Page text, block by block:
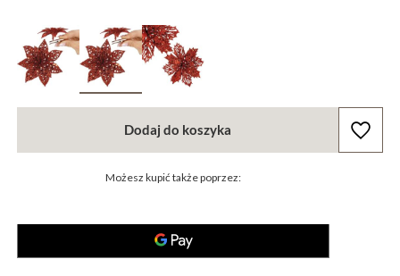
Dodaj do koszyka
Możesz kupić także poprzez: